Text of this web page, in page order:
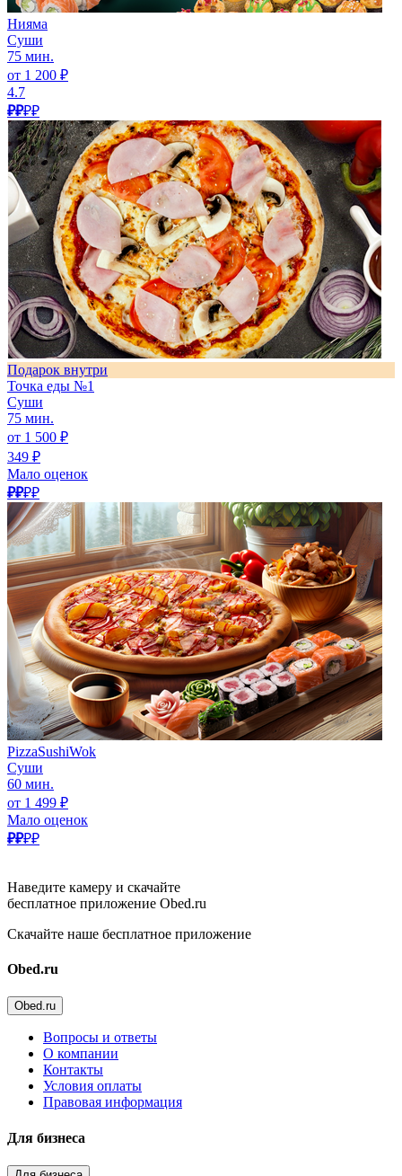
Нияма
Суши
75 мин.
от 1 200 ₽
4.7
₽₽₽₽
Подарок внутри
Точка еды №1
Суши
75 мин.
от 1 500 ₽
349 ₽
Мало оценок
₽₽₽₽
PizzaSushiWok
Суши
60 мин.
от 1 499 ₽
Мало оценок
₽₽₽₽
Наведите камеру и скачайте
бесплатное приложение Obed.ru
Скачайте наше бесплатное приложение
Obed.ru
Obed.ru
Вопросы и ответы
О компании
Контакты
Условия оплаты
Правовая информация
Для бизнеса